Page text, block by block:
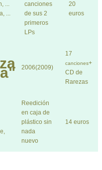
...
...
canciones
de sus 2
primeros
LPs
20
euros
2006(2009)
17
canciones+
CD de
Rarezas
Reedición
en caja de
plástico sin
nada
nuevo
14 euros